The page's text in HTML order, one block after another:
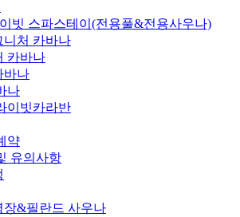
빗 스파스테이(전용풀&전용사우나)
니처 카바나
카바나
바나
나
이빗카라반
약
유의사항
장&필란드 사우나